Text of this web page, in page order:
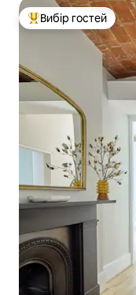
Топ вибір гостей
Вибір гостей